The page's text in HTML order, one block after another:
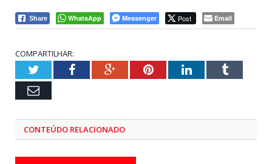
Share WhatsApp Messenger Post Email
COMPARTILHAR:
TwitterFacebookGoogle+PinterestLinkedInTumblr
Email
CONTEÚDO RELACIONADO